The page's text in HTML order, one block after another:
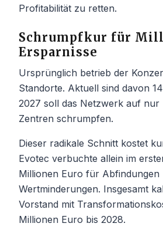
Profitabilität zu retten.
Schrumpfkur für
Ersparnisse
Ursprünglich betrieb der
Standorte. Aktuell sind davon
2027 soll das Netzwerk auf nur
Zentren schrumpfen.
Dieser radikale Schnitt kostet
Evotec verbuchte allein im
Millionen Euro für Abfindungen
Wertminderungen. Insgesamt
Vorstand mit
Millionen Euro bis 2028.